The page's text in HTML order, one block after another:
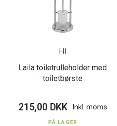
HI
Laila toiletrulleholder med
toiletbørste
215,00 DKK Inkl. moms
PÅ LAGER